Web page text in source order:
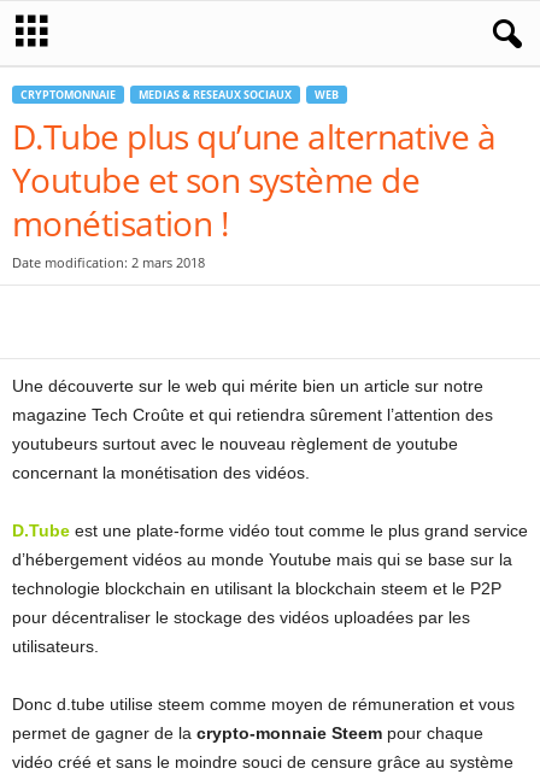
CRYPTOMONNAIE MEDIAS & RESEAUX SOCIAUX WEB
D.Tube plus qu’une alternative à
Youtube et son système de
monétisation !
Date modification: 2 mars 2018
Une découverte sur le web qui mérite bien un article sur notre
magazine Tech Croûte et qui retiendra sûrement l’attention des
youtubeurs surtout avec le nouveau règlement de youtube
concernant la monétisation des vidéos.
D.Tube est une plate-forme vidéo tout comme le plus grand service
d’hébergement vidéos au monde Youtube mais qui se base sur la
technologie blockchain en utilisant la blockchain steem et le P2P
pour décentraliser le stockage des vidéos uploadées par les
utilisateurs.
Donc d.tube utilise steem comme moyen de rémuneration et vous
permet de gagner de la crypto-monnaie Steem pour chaque
vidéo créé et sans le moindre souci de censure grâce au système